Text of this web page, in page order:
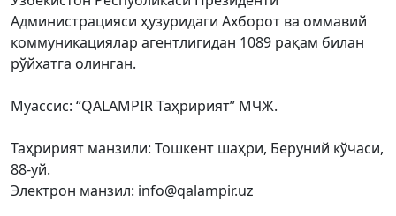
Администрацияси ҳузуридаги Ахборот ва оммавий
коммуникациялар агентлигидан 1089 рақам билан
рўйхатга олинган.
Муассис: “QALAMPIR Таҳририят” МЧЖ.
Таҳририят манзили: Тошкент шаҳри, Беруний кўчаси,
88-уй.
Электрон манзил: info@qalampir.uz